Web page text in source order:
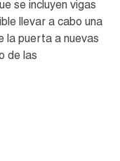
se incluyen vigas
llevar a cabo una
la puerta a nuevas
de las